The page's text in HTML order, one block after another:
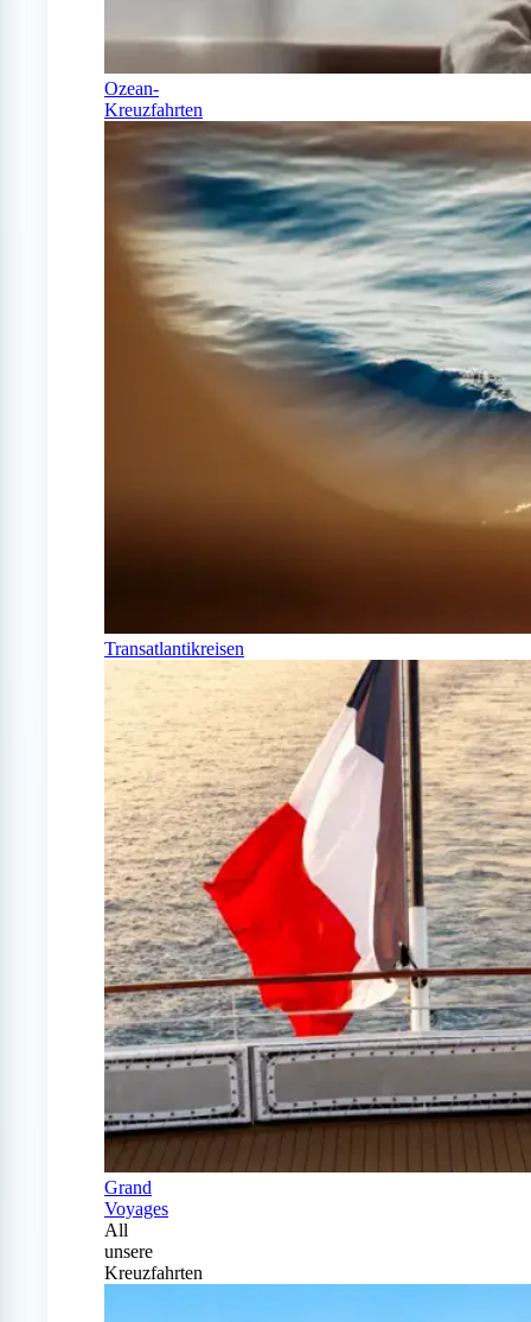
Ozean-
Kreuzfahrten
Transatlantikreisen
Grand
Voyages
All
unsere
Kreuzfahrten